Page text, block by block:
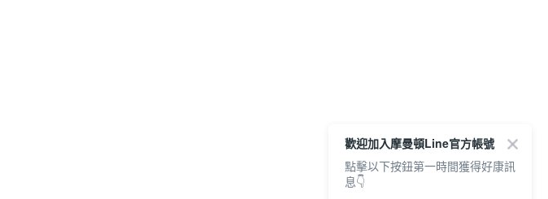
歡迎加入摩曼頓Line官方帳號
點擊以下按鈕第一時間獲得好康訊
息👇